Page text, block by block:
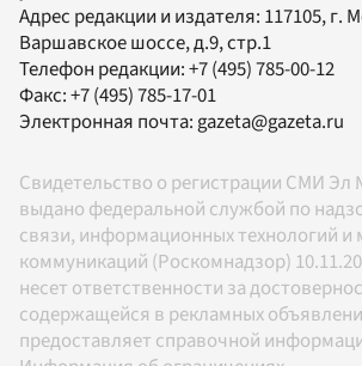
Адрес редакции и издателя: 117105, г.
Варшавское шоссе, д.9, стр.1
Телефон редакции:+7 (495) 785-00-12
Факс:+7 (495) 785-17-01
Электронная почта:gazeta@gazeta.ru
Свидетельство о регистрации СМИ Эл
выдано федеральной службой по
связи, информационных технологий и
коммуникаций (Роскомнадзор)
несет ответственности за
содержащейся в рекламных
предоставляет справочной